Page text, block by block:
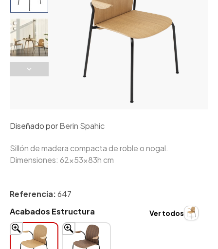
Diseñado porBerin Spahic
Sillón de madera compacta de roble o nogal.
Dimensiones: 62x53x83h cm
Referencia:647
Acabados Estructura
Ver todos